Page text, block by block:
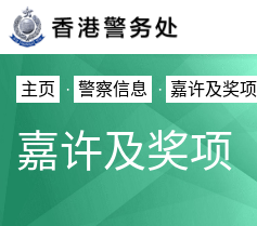
主页 · 警察信息 · 嘉许及奖项
嘉许及奖项